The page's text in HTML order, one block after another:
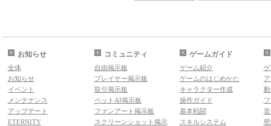
お知らせ
全体
お知らせ
イベント
メンテナンス
アップデート
ETERNITY
コミュニティ
自由掲示板
プレイヤー掲示板
取引掲示板
ペットAI掲示板
ファンアート掲示板
スクリーンショット掲示
ゲームガイド
ゲーム紹介
ゲームのはじめかた
キャラクター作成
操作ガイド
基本戦闘
スキルシステム